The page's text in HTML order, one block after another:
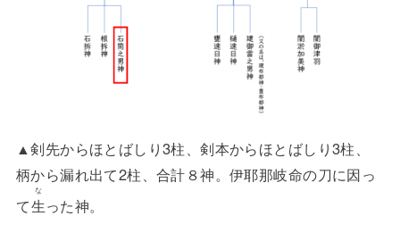
▲剣先からほとばしり3柱、剣本からほとばしり3柱、
柄から漏れ出て2柱、合計８神。伊耶那岐命の刀に因っ
て生
な
った神。